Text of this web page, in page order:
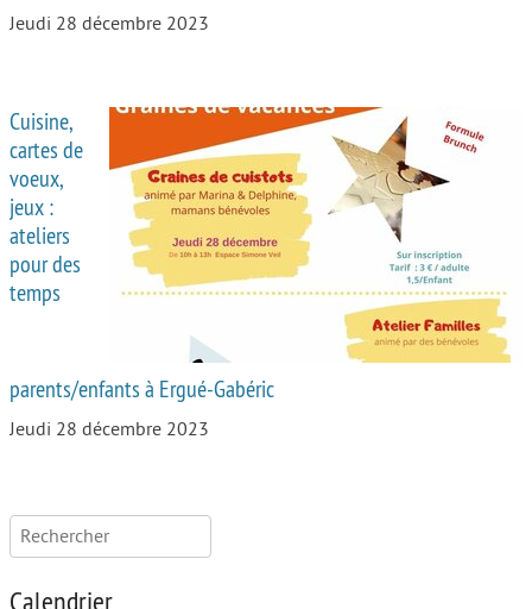
Jeudi 28 décembre 2023
Cuisine,
cartes de
voeux,
jeux :
ateliers
pour des
temps
parents/enfants à Ergué-Gabéric
Jeudi 28 décembre 2023
Rechercher :
Calendrier